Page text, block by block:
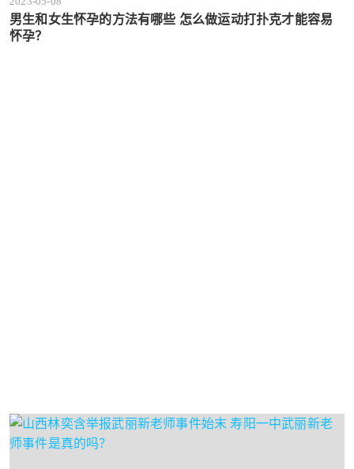
男生和女生怀孕的方法有哪些 怎么做运动打扑克才能容易
怀孕？